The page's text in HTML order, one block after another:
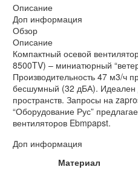
Описание
Доп информация
Обзор
Описание
Компактный осевой
8500TV) – миниатюрный
Производительность 47 м3/ч
бесшумный (32 дБА). Идеален
пространств. Запросы на
“Оборудование Рус”
вентиляторов Ebmpapst.
Доп информация
Материал